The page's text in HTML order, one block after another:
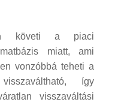
követi a piaci
miatt, ami
vonzóbbá teheti a
így
visszaváltási